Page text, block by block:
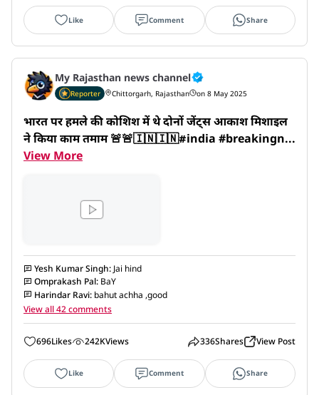
Like Comment Share
My Rajasthan news channel
Reporter Chittorgarh, Rajasthan on 8 May 2025
भारत पर हमले की कोशिश में थे दोनों जेंट्स आकाश मिशाइल
ने किया काम तमाम 🚨🚨🇮🇳🇮🇳#india #breakingn...
View More
Yesh Kumar Singh: Jai hind
Omprakash Pal: BaY
Harindar Ravi: bahut achha ,good
View all 42 comments
696Likes 242KViews 336Shares View Post
Like Comment Share